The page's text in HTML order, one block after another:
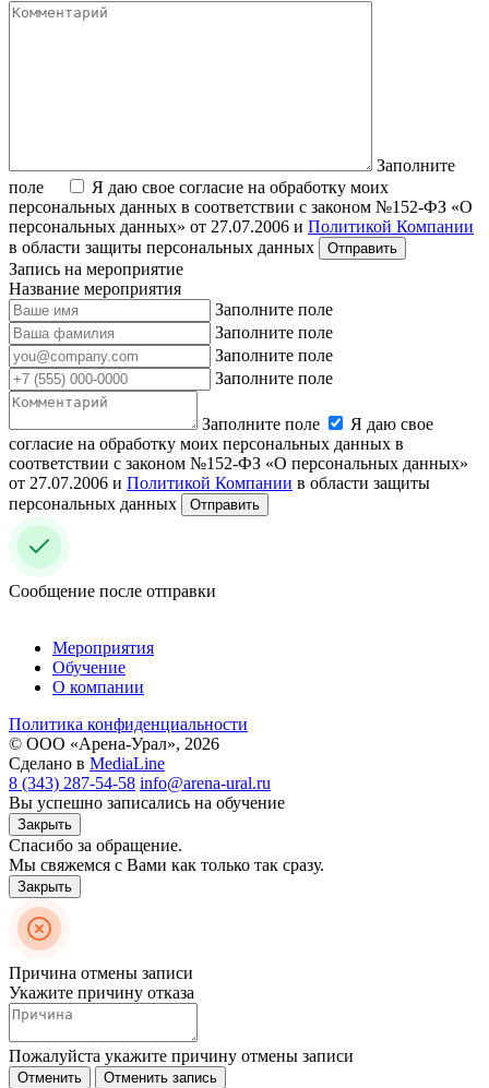
Заполните
поле
Я даю свое согласие на обработку моих
персональных данных в соответствии с законом №152-ФЗ «О
персональных данных» от 27.07.2006 и Политикой Компании
в области защиты персональных данных
Запись на мероприятие
Название мероприятия
Заполните поле
Заполните поле
Заполните поле
Заполните поле
Заполните поле
Я даю свое
согласие на обработку моих персональных данных в
соответствии с законом №152-ФЗ «О персональных данных»
от 27.07.2006 и Политикой Компании в области защиты
персональных данных
Отправить
Сообщение после отправки
Мероприятия
Обучение
О компании
Политика конфиденциальности
© ООО «Арена-Урал», 2026
Сделано в MediaLine
8 (343) 287-54-58 info@arena-ural.ru
Вы успешно записались на обучение
Закрыть
Спасибо за обращение.
Мы свяжемся с Вами как только так сразу.
Закрыть
Причина отмены записи
Укажите причину отказа
Пожалуйста укажите причину отмены записи
Отменить Отменить запись